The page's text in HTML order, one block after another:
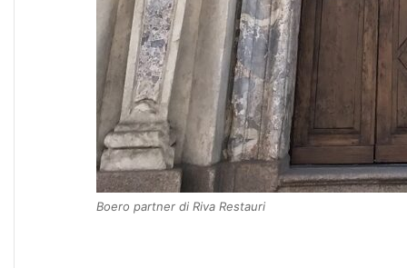
Boero partner di Riva Restauri